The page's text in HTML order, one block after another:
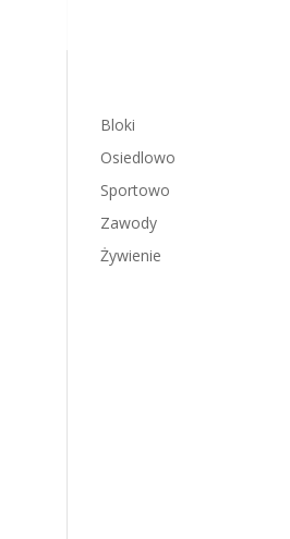
Bloki
Osiedlowo
Sportowo
Zawody
Żywienie